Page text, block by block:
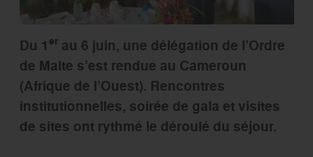
Du 1 erau 6 juin, une délégation de l’Ordre
de Malte s’est rendue au Cameroun
(Afrique de l’Ouest). Rencontres
institutionnelles, soirée de gala et visites
de sites ont rythmé le déroulé du séjour.